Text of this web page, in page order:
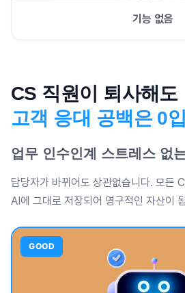
기능 없음
CS 직원이 퇴사해도
고객 응대 공백은 0
업무 인수인계 스트레스 없
담당자가 바뀌어도 상관없습니다. 모든
AI에 그대로 저장되어 영구적인 자산이